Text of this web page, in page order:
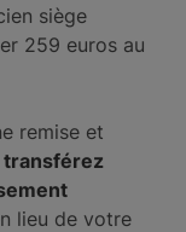
siège
259 euros au
remise et
transférez
lieu de votre